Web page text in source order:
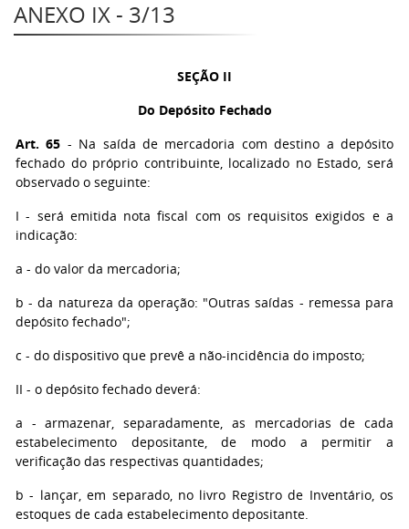
ANEXO IX - 3/13
SEÇÃO II
Do Depósito Fechado
Art. 65 - Na saída de mercadoria com destino a depósito
fechado do próprio contribuinte, localizado no Estado, será
observado o seguinte:
I - será emitida nota fiscal com os requisitos exigidos e a
indicação:
a - do valor da mercadoria;
b - da natureza da operação: "Outras saídas - remessa para
depósito fechado";
c - do dispositivo que prevê a não-incidência do imposto;
II - o depósito fechado deverá:
a - armazenar, separadamente, as mercadorias de cada
estabelecimento depositante, de modo a permitir a
verificação das respectivas quantidades;
b - lançar, em separado, no livro Registro de Inventário, os
estoques de cada estabelecimento depositante.